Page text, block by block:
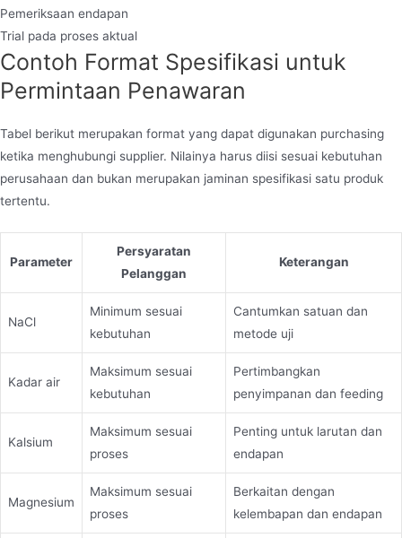
Pemeriksaan endapan
Trial pada proses aktual
Contoh Format Spesifikasi untuk
Permintaan Penawaran
Tabel berikut merupakan format yang dapat digunakan purchasing
ketika menghubungi supplier. Nilainya harus diisi sesuai kebutuhan
perusahaan dan bukan merupakan jaminan spesifikasi satu produk
tertentu.
Parameter
Persyaratan
Pelanggan
Keterangan
NaCl
Minimum sesuai
kebutuhan
Cantumkan satuan dan
metode uji
Kadar air
Maksimum sesuai
kebutuhan
Pertimbangkan
penyimpanan dan feeding
Kalsium
Maksimum sesuai
proses
Penting untuk larutan dan
endapan
Magnesium
Maksimum sesuai
proses
Berkaitan dengan
kelembapan dan endapan